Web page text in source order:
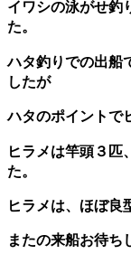
イワシの泳がせ釣
た。
ハタ釣りでの出船
したが
ハタのポイントで
ヒラメは竿頭３匹
た。
ヒラメは、ほぼ良
またの来船お待ち